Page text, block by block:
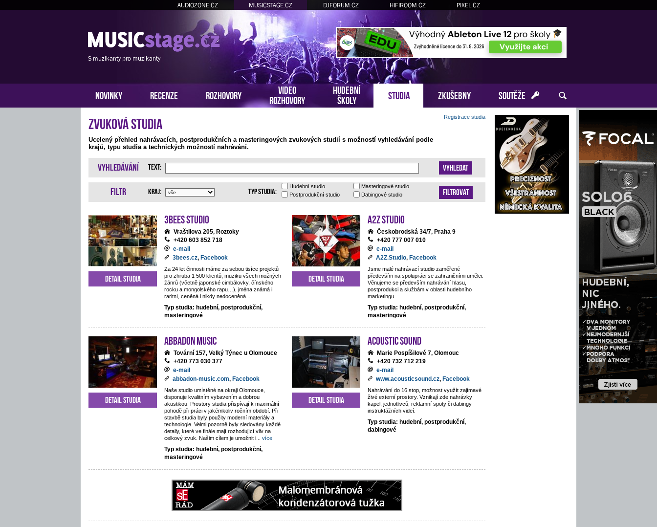
AUDIOZONE.CZ MUSICSTAGE.CZ DJFORUM.CZ HIFIROOM.CZ PIXEL.CZ
S muzikanty pro muzikanty
NOVINKY RECENZE ROZHOVORY
VIDEO
ROZHOVORY
HUDEBNÍ
ŠKOLY
STUDIA ZKUŠEBNY SOUTĚŽE
Zvuková studia Registrace studia
Ucelený přehled nahrávacích, postprodukčních a masteringových zvukových studií s možností vyhledávání podle
krajů, typu studia a technických možností nahrávání.
Vyhledávání Vyhledat
Text:
Filtr Filtrovat
Kraj:
Masteringové studio
Dabingové studio
Hudebnístudio
Postprodukčnístudio
Typ studia:
3bees studio
Vraštilova 205, Roztoky
+420 603 852 718
e-mail
3bees.cz, Facebook
Za 24 let činnosti máme za sebou tisíce projektů
pro zhruba 1 500 klientů, muziku všech možných
žánrů (včetně japonské cimbálovky, čínského
rocku a mongolského rapu…), jména známá i
raritní, ceněná i nikdy nedoceněná...
Typ studia: hudební, postprodukční,
masteringové
Detail studia
A2Z Studio
Českobrodská 34/7, Praha 9
+420 777 007 010
e-mail
A2Z.Studio, Facebook
Jsme malé nahrávací studio zaměřené
především na spolupráci se zahraničními umělci.
Věnujeme se především nahrávání hlasu,
postprodukci a službám v oblasti hudebního
marketingu.
Typ studia: hudební, postprodukční,
masteringové
Detail studia
ABBADON Music
Tovární 157, Velký Týnec u Olomouce
+420 773 030 377
e-mail
abbadon-music.com, Facebook
Naše studio umístěné na okraji Olomouce,
disponuje kvalitním vybavením a dobrou
akustikou. Prostory studia přispívají k maximální
pohodě při práci v jakémkoliv ročním období. Při
stavbě studia byly použity moderní materiály a
technologie. Velmi pozorně byly sledovány každé
detaily, které ve finále mají rozhodující vliv na
celkový zvuk. Našim cílem je umožnit i
více
Typ studia: hudební, postprodukční,
masteringové
Detail studia
Acoustic Sound
Marie Pospíšilové 7, Olomouc
+420 732 712 219
e-mail
www.acousticsound.cz, Facebook
Nahrávání do 16 stop, možnost využít zajímavé
živé externí prostory. Vznikají zde nahrávky
kapel, jednotlivců, reklamní spoty či dabingy
instruktážních videí.
Typ studia: hudební, postprodukční,
dabingové
Detail studia